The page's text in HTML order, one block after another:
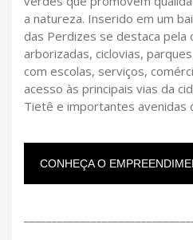
a natureza. Inserido em um
das Perdizes se destaca pela
arborizadas, ciclovias,
com escolas, serviços,
acesso às principais vias da
Tietê e importantes avenidas
CONHEÇA O